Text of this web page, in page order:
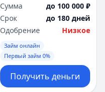
Сумма
до 100 000 ₽
Срок
до 180 дней
Одобрение
Низкое
Займ онлайн
Первый займ 0%
Получить деньги